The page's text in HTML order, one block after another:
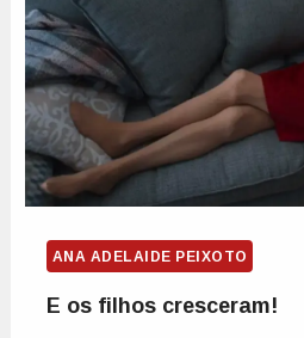
ANA ADELAIDE PEIXOTO
E os filhos cresceram!